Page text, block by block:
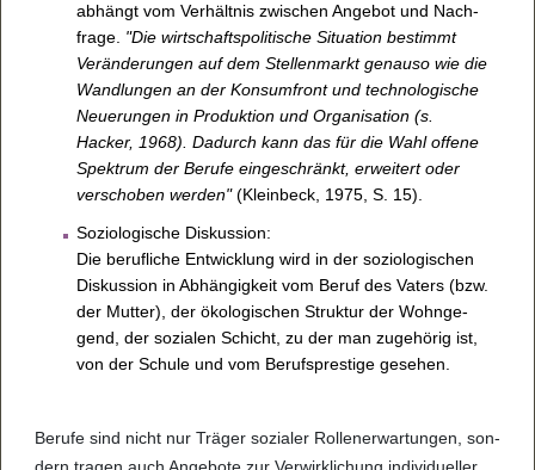
abhängt vom Ver­hält­nis zwi­schen Ange­bot und Nach­
frage. "Die wirt­schafts­po­li­ti­sche Situa­tion bestimmt
Ver­än­de­run­gen auf dem Stel­len­markt genauso wie die
Wand­lun­gen an der Kon­sum­front und tech­no­lo­gi­sche
Neu­e­run­gen in Pro­duk­tion und Orga­ni­sa­tion (s.
Hacker, 1968). Dadurch kann das für die Wahl offene
Spek­trum der Berufe ein­ge­schränkt, erwei­tert oder
ver­scho­ben wer­den"(Klein­beck, 1975, S. 15).
Sozio­lo­gi­sche Dis­kus­sion:
Die beruf­li­che Ent­wick­lung wird in der sozio­lo­gi­schen
Dis­kus­sion in Abhän­gig­keit vom Beruf des Vaters (bzw.
der Mut­ter), der öko­lo­gi­schen Struk­tur der Wohn­ge­
gend, der sozi­a­len Schicht, zu der man zuge­hö­rig ist,
von der Schule und vom Berufs­pres­tige gese­hen.
Berufe sind nicht nur Trä­ger sozi­a­ler Rol­le­ner­war­tun­gen, son­